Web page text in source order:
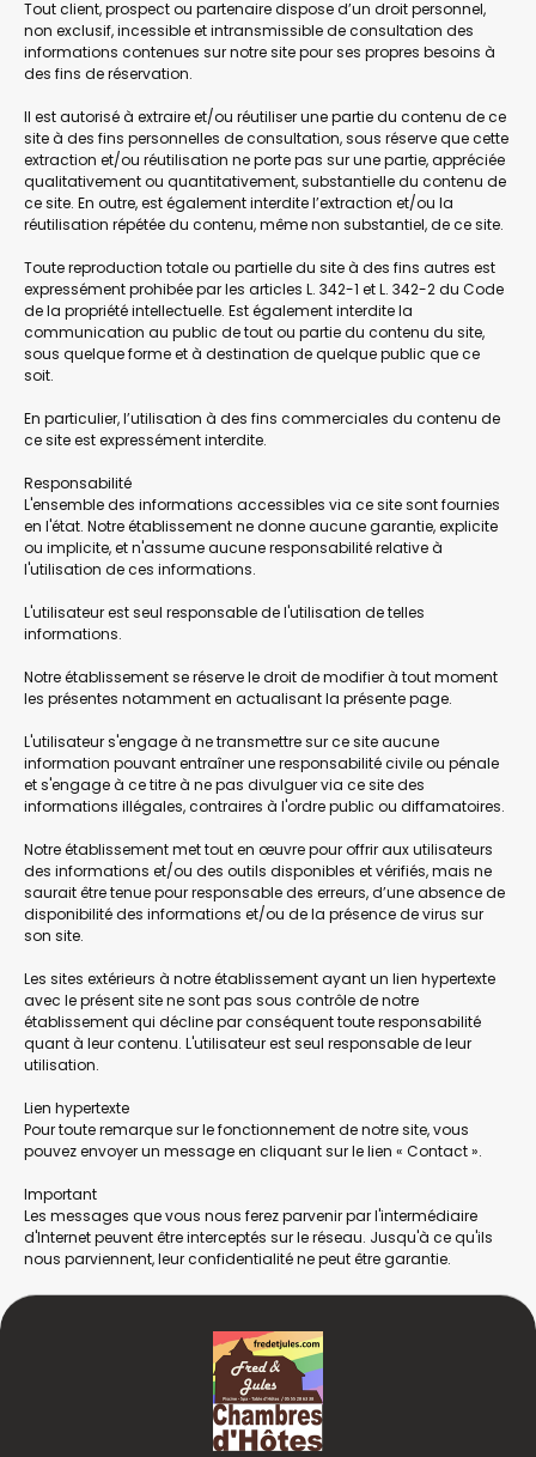
Tout client, prospect ou partenaire dispose d’un droit personnel,
non exclusif, incessible et intransmissible de consultation des
informations contenues sur notre site pour ses propres besoins à
des fins de réservation.
Il est autorisé à extraire et/ou réutiliser une partie du contenu de ce
site à des fins personnelles de consultation, sous réserve que cette
extraction et/ou réutilisation ne porte pas sur une partie, appréciée
qualitativement ou quantitativement, substantielle du contenu de
ce site. En outre, est également interdite l’extraction et/ou la
réutilisation répétée du contenu, même non substantiel, de ce site.
Toute reproduction totale ou partielle du site à des fins autres est
expressément prohibée par les articles L. 342-1 et L. 342-2 du Code
de la propriété intellectuelle. Est également interdite la
communication au public de tout ou partie du contenu du site,
sous quelque forme et à destination de quelque public que ce
soit.
En particulier, l’utilisation à des fins commerciales du contenu de
ce site est expressément interdite.
Responsabilité
L'ensemble des informations accessibles via ce site sont fournies
en l'état. Notre établissement ne donne aucune garantie, explicite
ou implicite, et n'assume aucune responsabilité relative à
l'utilisation de ces informations.
L'utilisateur est seul responsable de l'utilisation de telles
informations.
Notre établissement se réserve le droit de modifier à tout moment
les présentes notamment en actualisant la présente page.
L'utilisateur s'engage à ne transmettre sur ce site aucune
information pouvant entraîner une responsabilité civile ou pénale
et s'engage à ce titre à ne pas divulguer via ce site des
informations illégales, contraires à l'ordre public ou diffamatoires.
Notre établissement met tout en œuvre pour offrir aux utilisateurs
des informations et/ou des outils disponibles et vérifiés, mais ne
saurait être tenue pour responsable des erreurs, d’une absence de
disponibilité des informations et/ou de la présence de virus sur
son site.
Les sites extérieurs à notre établissement ayant un lien hypertexte
avec le présent site ne sont pas sous contrôle de notre
établissement qui décline par conséquent toute responsabilité
quant à leur contenu. L'utilisateur est seul responsable de leur
utilisation.
Lien hypertexte
Pour toute remarque sur le fonctionnement de notre site, vous
pouvez envoyer un message en cliquant sur le lien « Contact ».
Important
Les messages que vous nous ferez parvenir par l'intermédiaire
d'Internet peuvent être interceptés sur le réseau. Jusqu'à ce qu'ils
nous parviennent, leur confidentialité ne peut être garantie.